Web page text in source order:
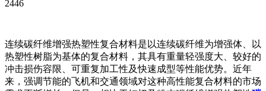
2446
连续碳纤维增强热塑性复合材料是以连续碳纤维为增强体、以
热塑性树脂为基体的复合材料，其具有重量轻强度大、较好的
冲击损伤容限、可重复加工性及快速成型等性能优势。近年
来，强调节能的飞机和交通领域对这种高性能复合材料的市场